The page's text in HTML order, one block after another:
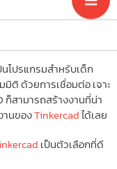
โปรแกรมสำหรับเด็ก
ติ ด้วยการเชื่อมต่อ เจาะ
ก็สามารถสร้างงานที่น่า
านของTinkercadได้เลย
เป็นตัวเลือกที่ดี